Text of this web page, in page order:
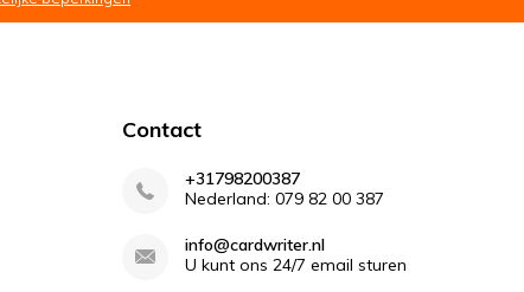
Contact
+31798200387
Nederland: 079 82 00 387
info@cardwriter.nl
U kunt ons 24/7 email sturen